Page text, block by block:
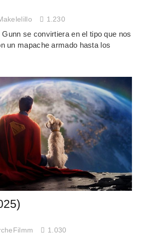
1.230
se convirtiera en el tipo que nos
un mapache armado hasta los
1.030